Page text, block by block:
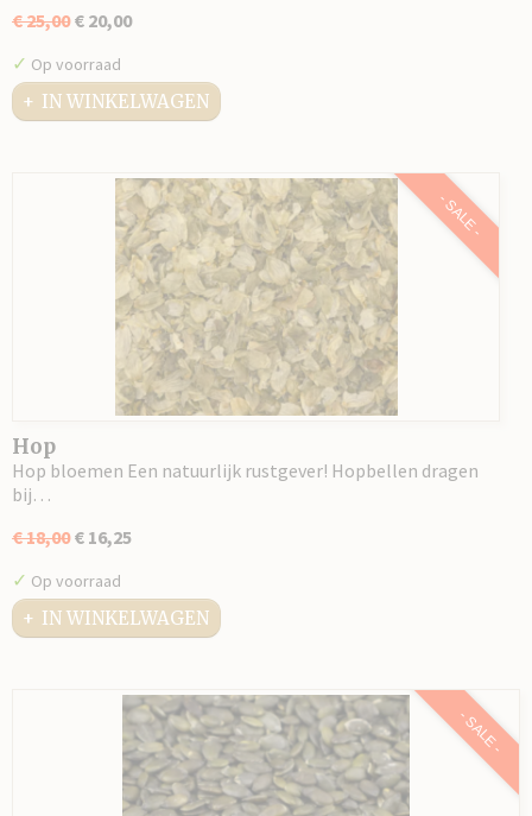
€ 25,00 € 20,00
✓ Op voorraad
IN WINKELWAGEN
- SALE -
Hop
Hop bloemen Een natuurlijk rustgever! Hopbellen dragen
bij…
€ 18,00 € 16,25
✓ Op voorraad
IN WINKELWAGEN
- SALE -